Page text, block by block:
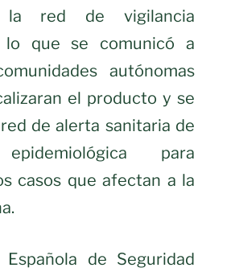
red de vigilancia
lo que se comunicó a
autónomas
el producto y se
de alerta sanitaria de
para
casos que afectan a la
de Seguridad